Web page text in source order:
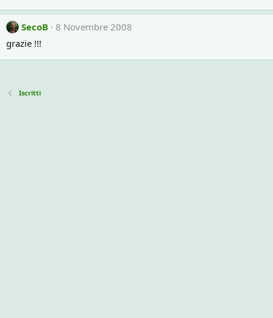
SecoB 8 Novembre 2008
grazie !!!
Iscritti